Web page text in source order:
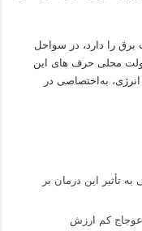
توانایی تشکیل ۳۵۰ مگاوات برق را دارد، در سواحل
محلی حرف های این
به‌اختصاصی در
تأثیر این درمان بر
کم ارزش